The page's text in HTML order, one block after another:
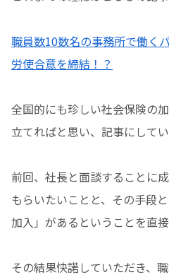
職員数10数名の事務所で働く
労使合意を締結！？
全国的にも珍しい社会保険の
立てればと思い、記事にして
前回、社長と面談することに
もらいたいことと、その手段
加入」があるということを直
その結果快諾していただき、